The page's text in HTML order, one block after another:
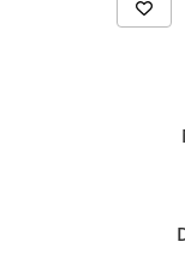
Interval detectie